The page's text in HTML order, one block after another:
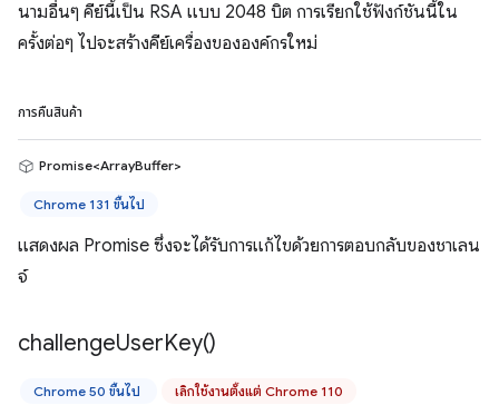
นามอื่นๆ คีย์นี้เป็น RSA แบบ 2048 บิต การเรียกใช้ฟังก์ชันนี้ใน
ครั้งต่อๆ ไปจะสร้างคีย์เครื่องขององค์กรใหม่
การคืนสินค้า
Promise<ArrayBuffer>
Chrome 131 ขึ้นไป
แสดงผล Promise ซึ่งจะได้รับการแก้ไขด้วยการตอบกลับของชาเลน
จ์
challengeUserKey()
Chrome 50 ขึ้นไป เลิกใช้งานตั้งแต่ Chrome 110